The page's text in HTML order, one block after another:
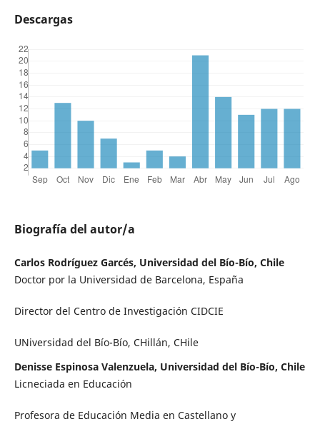
Descargas
Biografía del autor/a
Carlos Rodríguez Garcés, Universidad del Bío-Bío, Chile
Doctor por la Universidad de Barcelona, España
Director del Centro de Investigación CIDCIE
UNiversidad del Bío-Bío, CHillán, CHile
Denisse Espinosa Valenzuela, Universidad del Bío-Bío, Chile
Licneciada en Educación
Profesora de Educación Media en Castellano y